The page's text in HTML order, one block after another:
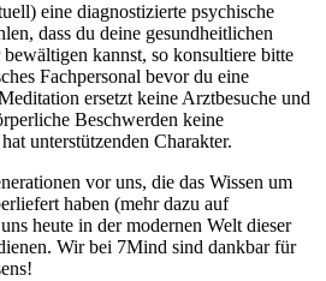
eine diagnostizierte psychische
dass du deine gesundheitlichen
kannst, so konsultiere bitte
Fachpersonal bevor du eine
ersetzt keine Arztbesuche und
Beschwerden keine
unterstützenden Charakter.
vor uns, die das Wissen um
haben (mehr dazu auf
heute in der modernen Welt dieser
Wir bei 7Mind sind dankbar für